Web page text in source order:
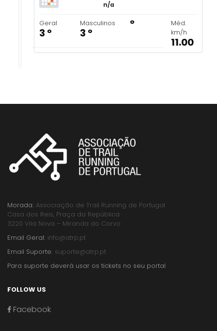
n/a
Geral
3 º
Masculinos
3 º
º
Méd.
km/h
11.00
Morada: Associação de Trail Running de Portugal
Casa dos Reis, Praça da República
3220 Vila Nova – Miranda do Corvo
Email Geral: info@atrp.pt
Email Suporte: suporte@atrp.pt
Para suporte deverá usar os tickets no seu portal
FOLLOW US
Facebook